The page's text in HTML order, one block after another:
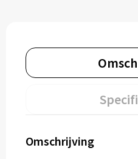
Omschrijving